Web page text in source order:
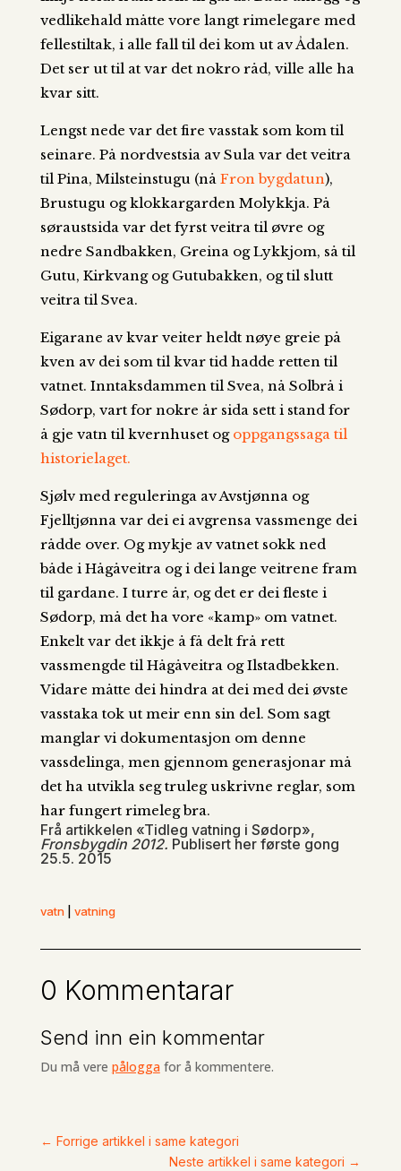
vedlikehald måtte vore langt rimelegare med
fellestiltak, i alle fall til dei kom ut av Ådalen.
Det ser ut til at var det nokro råd, ville alle ha
kvar sitt.
Lengst nede var det fire vasstak som kom til
seinare. På nordvestsia av Sula var det veitra
til Pina, Milsteinstugu (nåFron bygdatun),
Brustugu og klokkargarden Molykkja. På
søraustsida var det fyrst veitra til øvre og
nedre Sandbakken, Greina og Lykkjom, så til
Gutu, Kirkvang og Gutubakken, og til slutt
veitra til Svea.
Eigarane av kvar veiter heldt nøye greie på
kven av dei som til kvar tid hadde retten til
vatnet. Inntaksdammen til Svea, nå Solbrå i
Sødorp, vart for nokre år sida sett i stand for
å gje vatn til kvernhuset og oppgangssaga til
historielaget.
Sjølv med reguleringa av Avstjønna og
Fjelltjønna var dei ei avgrensa vassmenge dei
rådde over. Og mykje av vatnet sokk ned
både i Hågåveitra og i dei lange veitrene fram
til gardane. I turre år, og det er dei fleste i
Sødorp, må det ha vore «kamp» om vatnet.
Enkelt var det ikkje å få delt frå rett
vassmengde til Hågåveitra og Ilstadbekken.
Vidare måtte dei hindra at dei med dei øvste
vasstaka tok ut meir enn sin del. Som sagt
manglar vi dokumentasjon om denne
vassdelinga, men gjennom generasjonar må
det ha utvikla seg truleg uskrivne reglar, som
har fungert rimeleg bra.
Frå artikkelen «Tidleg vatning i Sødorp»,
Fronsbygdin 2012. Publisert her første gong
25.5. 2015
vatn| vatning
0 Kommentarar
Send inn ein kommentar
Du må vere påloggafor å kommentere.
← Forrige artikkel i same kategori
Neste artikkel i same kategori →